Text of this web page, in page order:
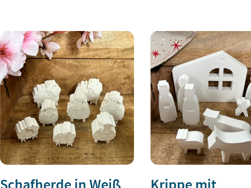
Schafherde in Weiß Krippe mit